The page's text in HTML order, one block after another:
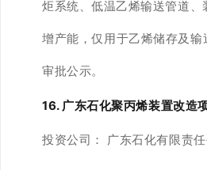
炬系统、低温乙烯输送管道、
增产能，仅用于乙烯储存及
审批公示。
16. 广东石化聚丙烯装置改造
投资公司： 广东石化有限责